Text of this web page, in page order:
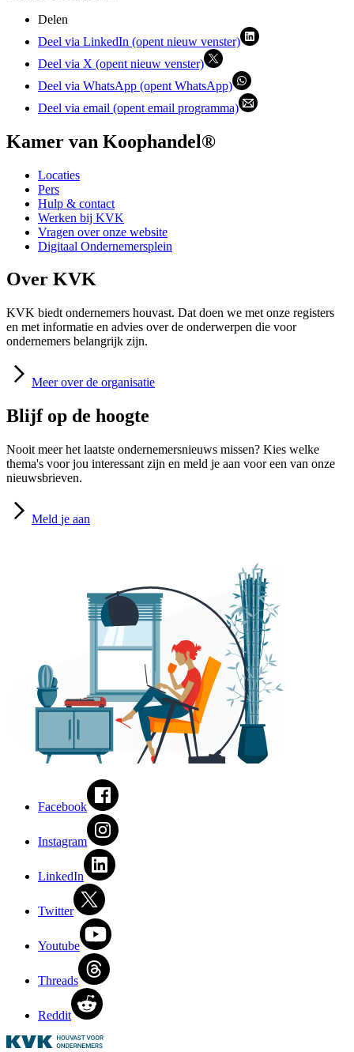
Delen
Deel via LinkedIn (opent nieuw venster)
Deel via X (opent nieuw venster)
Deel via WhatsApp (opent WhatsApp)
Deel via email (opent email programma)
Kamer van Koophandel®
Locaties
Pers
Hulp & contact
Werken bij KVK
Vragen over onze website
Digitaal Ondernemersplein
Over KVK
KVK biedt ondernemers houvast. Dat doen we met onze registers
en met informatie en advies over de onderwerpen die voor
ondernemers belangrijk zijn.
Meer over de organisatie
Blijf op de hoogte
Nooit meer het laatste ondernemersnieuws missen? Kies welke
thema's voor jou interessant zijn en meld je aan voor een van onze
nieuwsbrieven.
Meld je aan
Facebook
Instagram
LinkedIn
Twitter
Youtube
Threads
Reddit